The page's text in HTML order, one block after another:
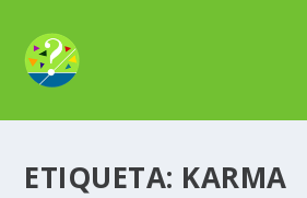
ETIQUETA: KARMA